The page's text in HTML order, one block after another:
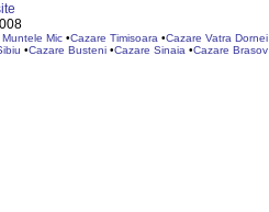
Mic •Cazare Timisoara •Cazare Vatra Dornei
•Cazare Busteni •Cazare Sinaia •Cazare Brasov